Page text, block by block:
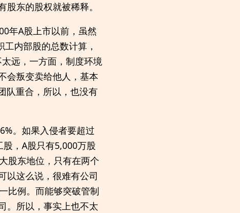
东的股权就被稀释。
年A股上市以前，虽然
内部股的总数计算，
远，一方面，制度环境
会叛变卖给他人，基本
队重合，所以，也没有
。如果入侵者要超过
，A股只有5,000万股
股东地位，只有在两个
以这么说，很难有公司
比例。而能够突破管制
。所以，事实上也不太